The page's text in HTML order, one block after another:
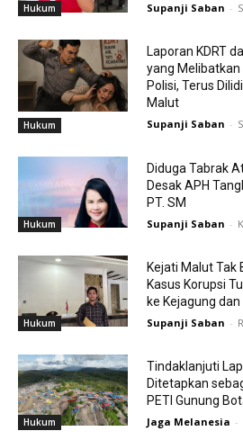
Hukum Supanji Saban -
Hukum
Laporan KDRT
yang
Polisi, Terus
Malut
Supanji Saban -
Hukum
Diduga Tabrak
Desak APH
PT. SM
Supanji Saban -
Hukum
Kejati Malut Tak
Kasus Korupsi
ke Kejagung dan
Supanji Saban -
Hukum
Tindaklanjuti
Ditetapkan
PETI Gunung
Jaga Melanesia -